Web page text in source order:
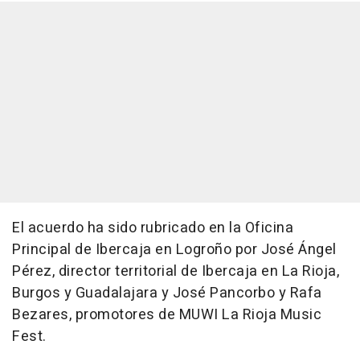
El acuerdo ha sido rubricado en la Oficina
Principal de Ibercaja en Logroño por José Ángel
Pérez, director territorial de Ibercaja en La Rioja,
Burgos y Guadalajara y José Pancorbo y Rafa
Bezares, promotores de MUWI La Rioja Music
Fest.